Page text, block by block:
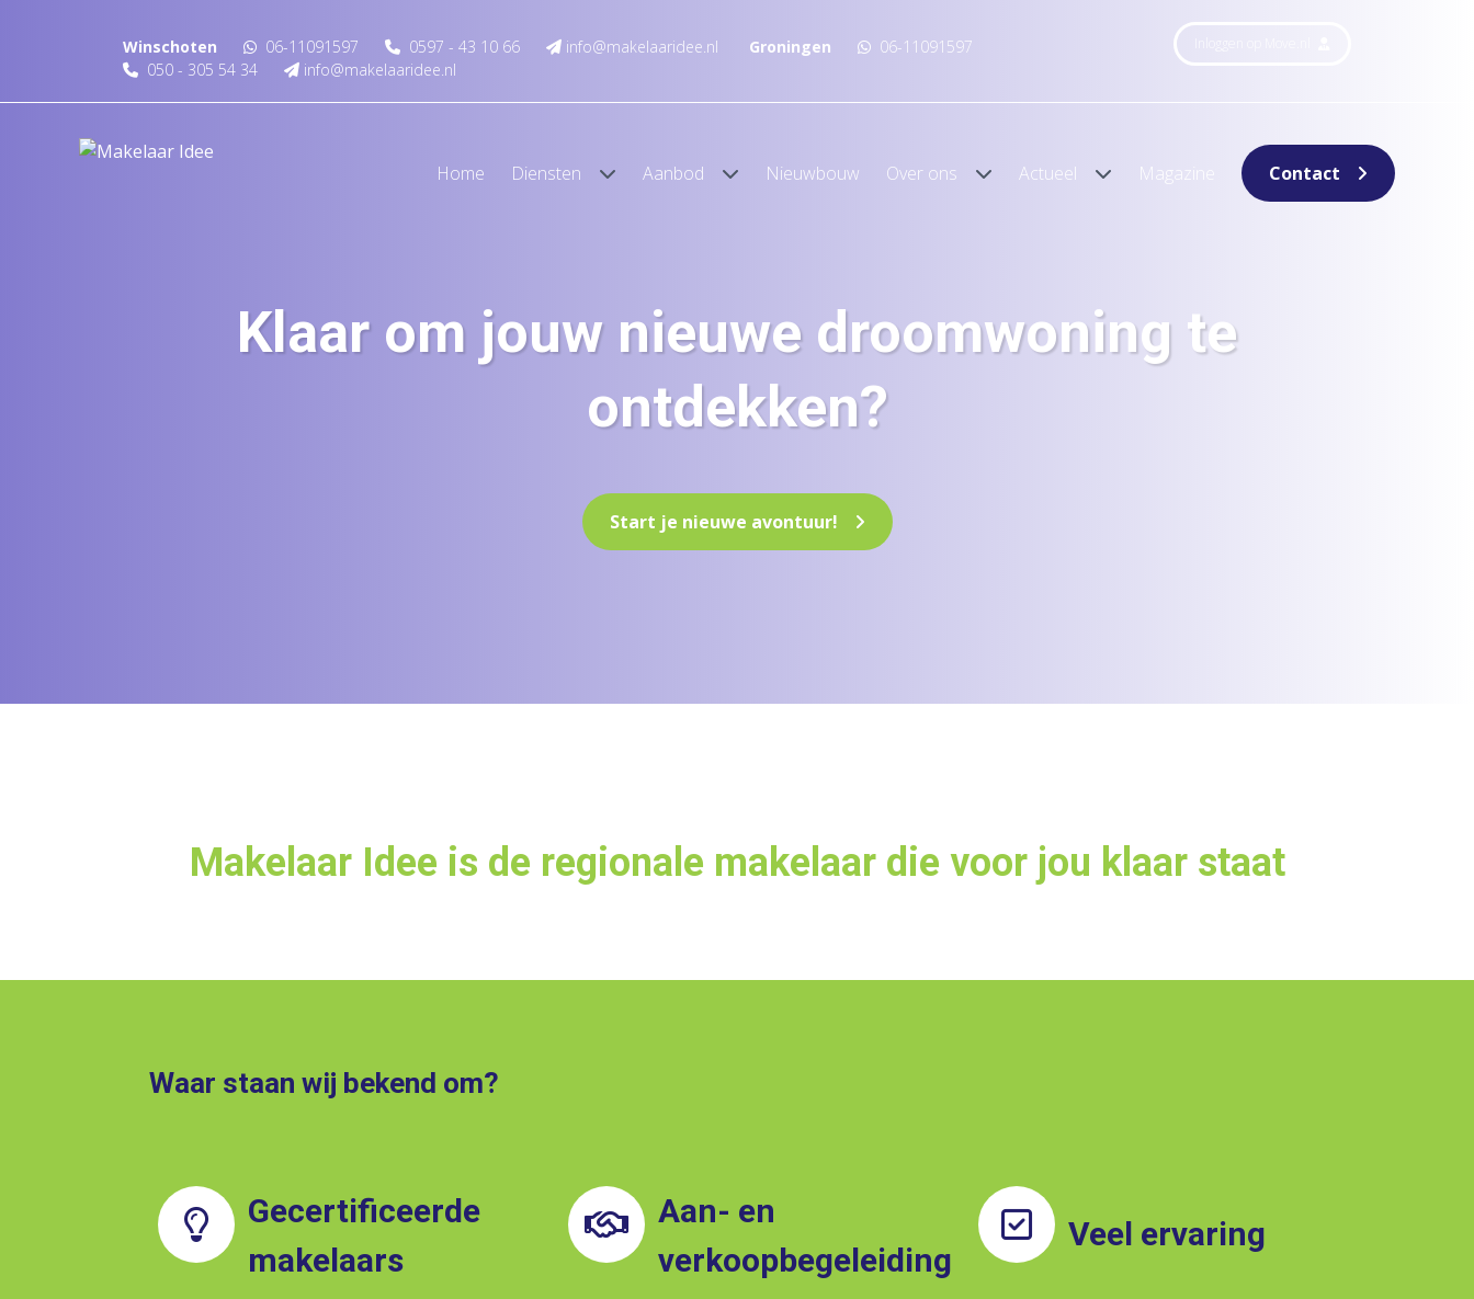
Winschoten 06-11091597 0597 - 43 10 66 info@makelaaridee.nl Groningen
06-11091597
050 - 305 54 34
info@makelaaridee.nl
Home Diensten Aanbod Nieuwbouw Over ons Actueel Magazine Contact
Klaar om jouw nieuwe droomwoning te
ontdekken?
Start je nieuwe avontuur!
Makelaar Idee is de regionale makelaar die voor jou klaar staat
Waar staan wij bekend om?
Gecertificeerde
makelaars
Aan- en
verkoopbegeleiding
Veel ervaring